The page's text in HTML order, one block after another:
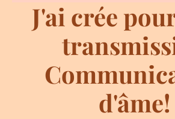
J'ai crée
d'âme!